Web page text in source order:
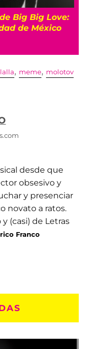
Big Big Love:
de México
, meme, molotov
desde que
obsesivo y
y presenciar
novato a ratos.
(casi) de Letras
Franco